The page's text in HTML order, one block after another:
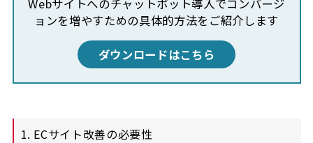
Webサイトへのチャットボット導入でコンバージ
ョンを増やすための具体的方法をご紹介します
ダウンロードはこちら
1. ECサイト改善の必要性